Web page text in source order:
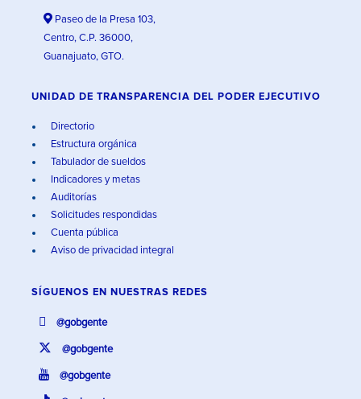
Paseo de la Presa 103,
Centro, C.P. 36000,
Guanajuato, GTO.
UNIDAD DE TRANSPARENCIA DEL PODER EJECUTIVO
Directorio
Estructura orgánica
Tabulador de sueldos
Indicadores y metas
Auditorías
Solicitudes respondidas
Cuenta pública
Aviso de privacidad integral
SÍGUENOS EN NUESTRAS REDES
@gobgente
@gobgente
@gobgente